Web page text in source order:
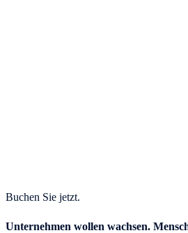
Buchen Sie jetzt.
Unternehmen wollen wachsen.